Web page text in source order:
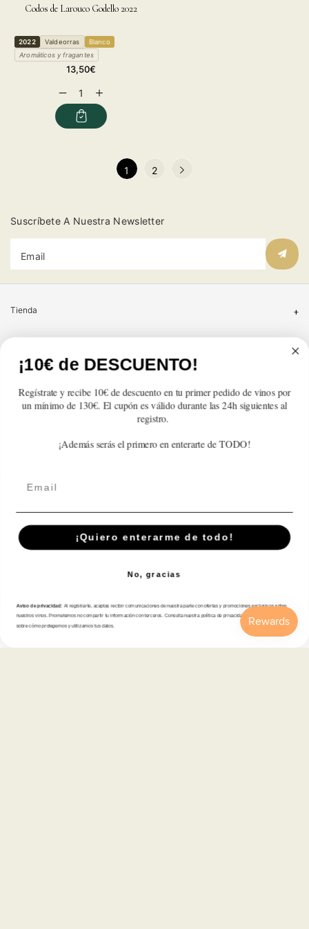
Codos de Larouco Godello 2022
2022 Valdeorras
Blanco
Aromáticos y fragantes
Regular
13,50€
Decrease
quantity
Increase
quantity
for
1 2
Suscríbete A Nuestra Newsletter
Email
Tienda
Información
© 2026,En Copa de Balón Powered by Shopify
Disfruta con responsabilidad · No se vende alcohol a menores de 18 años ·
Carrito
¡10€ de DESCUENTO!
Regístrate y recibe 10€ de descuento en tu primer pedido de vinos por
un mínimo de 130€. El cupón es válido durante las 24h siguientes al
registro.
¡Además serás el primero en enterarte de TODO!
¡Quiero enterarme de todo!
No, gracias
Aviso de privacidad: Al registrarte, aceptas recibir comunicaciones de nuestra parte con ofertas y promociones exclusivas sobre
nuestros vinos. Prometemos no compartir tu información con terceros. Consulta nuestra política de privacidad para más detalles
sobre cómo protegemos y utilizamos tus datos.